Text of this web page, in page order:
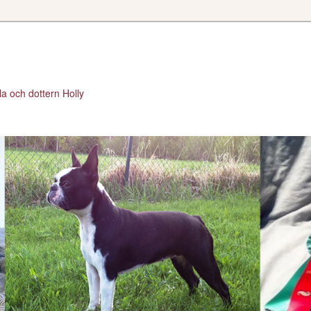
och dottern Holly